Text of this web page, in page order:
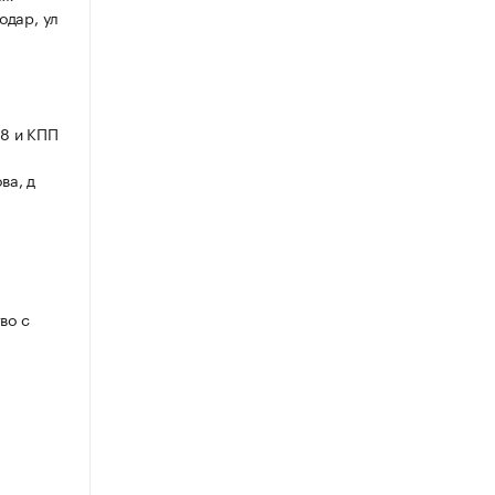
ул
и КПП
д
с